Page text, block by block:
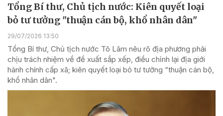
Tổng Bí thư, Chủ tịch nước: Kiên quyết loại
bỏ tư tưởng "thuận cán bộ, khổ nhân dân"
29/07/2026 13:50
Tổng Bí thư, Chủ tịch nước Tô Lâm nêu rõ địa phương phải
chịu trách nhiệm về đề xuất sắp xếp, điều chỉnh lại địa giới
hành chính cấp xã; kiên quyết loại bỏ tư tưởng “thuận cán bộ,
khổ nhân dân".